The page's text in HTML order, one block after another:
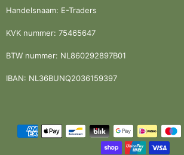
Handelsnaam: E-Traders
KVK nummer: 75465647
BTW nummer: NL860292897B01
IBAN: NL36BUNQ2036159397